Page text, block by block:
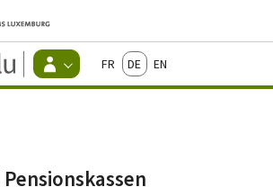
Zum Hauptmenü
Zum Inhalt
Guichet.lu
Changer
d'espace
FrançaisDeutschEnglish